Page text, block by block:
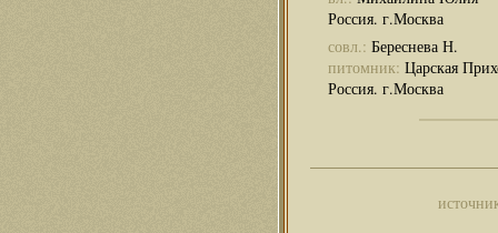
Россия. г.Москва
совл.: Береснева Н.
питомник: Царская
Россия. г.Москва